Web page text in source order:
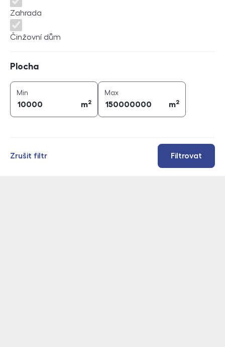
Zahrada
Činžovní dům
Plocha
Min
m2
Maxplocha (
m2
Filtrovat
Zrušit filtr